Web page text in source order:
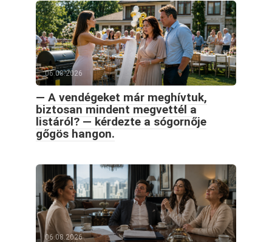
06.08.2026
— A vendégeket már meghívtuk,
biztosan mindent megvettél a
listáról? — kérdezte a sógornője
gőgös hangon.
06.08.2026